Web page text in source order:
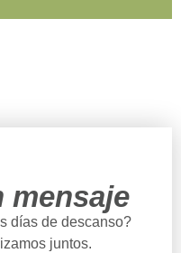
mensaje
días de descanso?
juntos.